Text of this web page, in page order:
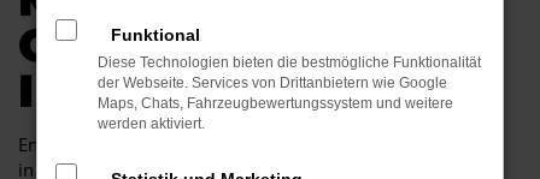
COTTBUS GENAU IN
IHREM BUDGET
Endlich angekommen: mit einem Toyota Proace City Verso
in Cottbus machen Sie alles richtig und sitzen im perfekten
Funktional
Diese Technologien bieten die bestmögliche Funktionalität
der Webseite. Services von Drittanbietern wie Google
Maps, Chats, Fahrzeugbewertungssystem und weitere
werden aktiviert.